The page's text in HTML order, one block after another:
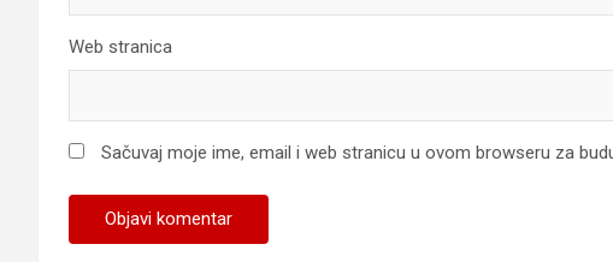
Web stranica
Sačuvaj moje ime, email i web stranicu u ovom browseru za